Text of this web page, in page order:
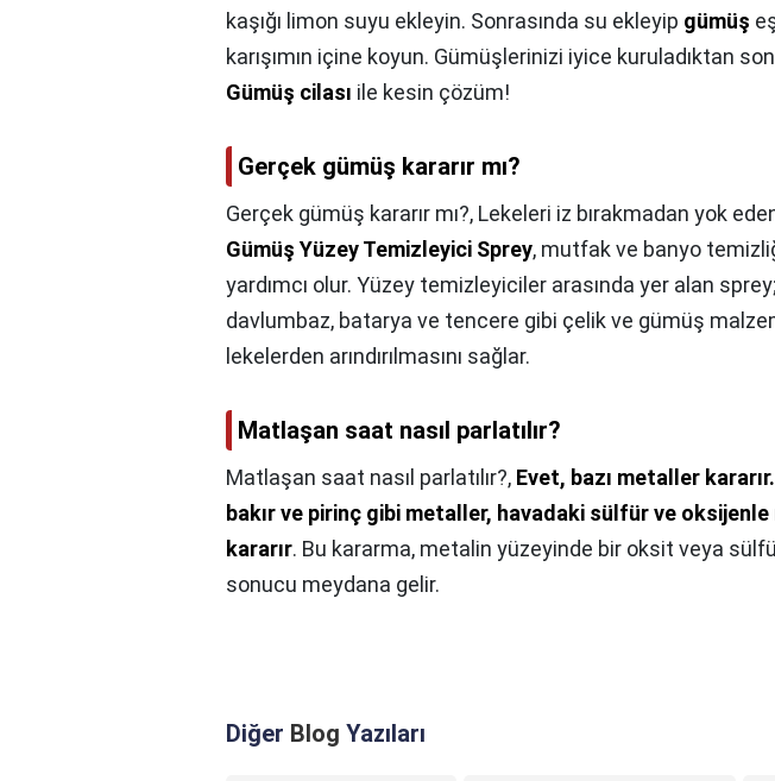
kaşığı limon suyu ekleyin. Sonrasında su ekleyip gümüş
karışımın içine koyun. Gümüşlerinizi iyice kuruladıktan
Gümüş cilası ile kesin çözüm!
Gerçek gümüş kararır mı?
Gerçek gümüş kararır mı?, Lekeleri iz bırakmadan yok
Gümüş Yüzey Temizleyici Sprey, mutfak ve banyo
yardımcı olur. Yüzey temizleyiciler arasında yer alan
davlumbaz, batarya ve tencere gibi çelik ve gümüş
lekelerden arındırılmasını sağlar.
Matlaşan saat nasıl parlatılır?
Matlaşan saat nasıl parlatılır?, Evet, bazı metaller kararır.
bakır ve pirinç gibi metaller, havadaki sülfür ve
kararır. Bu kararma, metalin yüzeyinde bir oksit veya
sonucu meydana gelir.
Diğer Blog Yazıları